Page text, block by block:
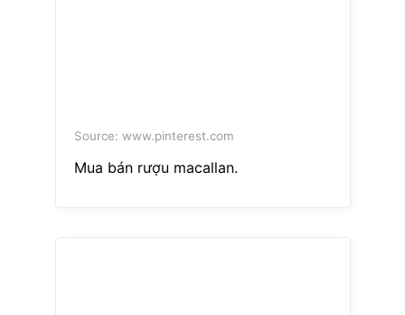
Source: www.pinterest.com
Mua bán rượu macallan.